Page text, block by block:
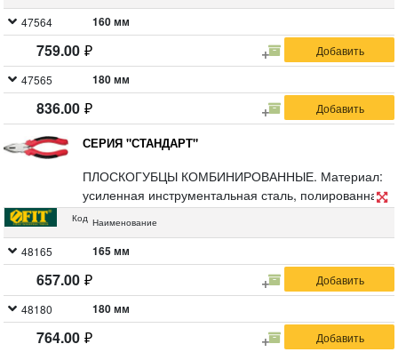
47564 160 мм
759.00
47565 180 мм
836.00
СЕРИЯ "СТАНДАРТ"
ПЛОСКОГУБЦЫ КОМБИНИРОВАННЫЕ. Материал:
усиленная инструментальная сталь, полированная.
Пластиковые ручки с антискользящими вставками.
Код Наименование
48165 165 мм
657.00
48180 180 мм
764.00